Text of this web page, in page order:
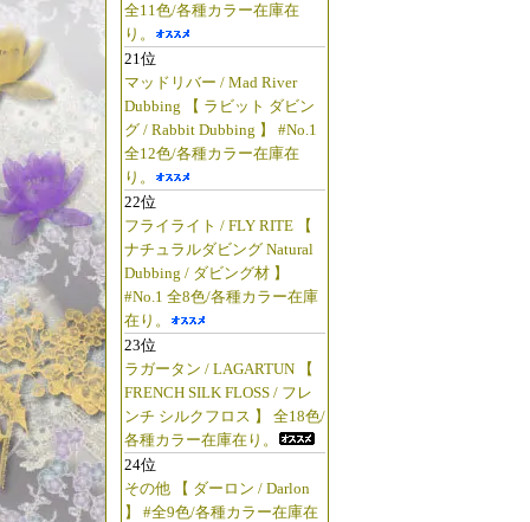
全11色/各種カラー在庫在
り。
21位
マッドリバー / Mad River
Dubbing 【 ラビット ダビン
グ / Rabbit Dubbing 】 #No.1
全12色/各種カラー在庫在
り。
22位
フライライト / FLY RITE 【
ナチュラルダビング Natural
Dubbing / ダビング材 】
#No.1 全8色/各種カラー在庫
在り。
23位
ラガータン / LAGARTUN 【
FRENCH SILK FLOSS / フレ
ンチ シルクフロス 】 全18色/
各種カラー在庫在り。
24位
その他 【 ダーロン / Darlon
】 #全9色/各種カラー在庫在